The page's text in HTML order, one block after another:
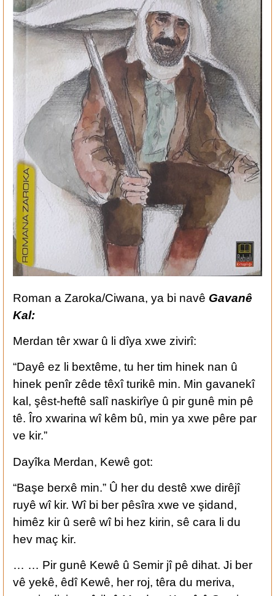
Roman a Zaroka/Ciwana, ya bi navê Gavanê
Kal:
Merdan têr xwar û li dîya xwe zivirî:
“Dayê ez li bextême, tu her tim hinek nan û
hinek penîr zêde têxî turikê min. Min gavanekî
kal, şêst-heftê salî naskirîye û pir gunê min pê
tê. Îro xwarina wî kêm bû, min ya xwe pêre par
ve kir.”
Dayîka Merdan, Kewê got:
“Başe berxê min.” Û her du destê xwe dirêjî
ruyê wî kir. Wî bi ber pêsîra xwe ve şidand,
himêz kir û serê wî bi hez kirin, sê cara li du
hev maç kir.
… … Pir gunê Kewê û Semir jî pê dihat. Ji ber
vê yekê, êdî Kewê, her roj, têra du meriva,